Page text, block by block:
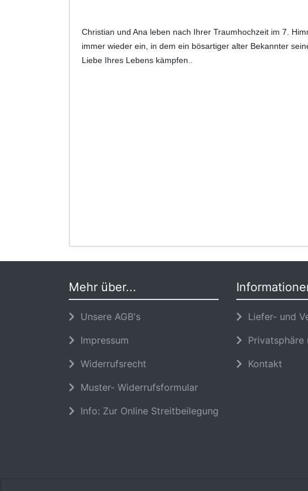
Christian und Ana leben nach Ihrer Traumhochzeit im 7.
immer wieder ein, in dem ein bösartiger alter Bekannter
Liebe Ihres Lebens kämpfen..
Mehr über...
Unsere AGB's
Impressum
Widerrufsrecht
Muster- Widerrufsformular
Info: Zur Online Streitbeilegung
Liefer- und
Privatsphäre
Kontakt